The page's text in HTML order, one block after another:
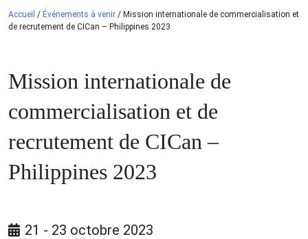
Accueil / Événements à venir / Mission internationale de commercialisation et
de recrutement de CICan – Philippines 2023
Mission internationale de
commercialisation et de
recrutement de CICan –
Philippines 2023
21 - 23 octobre 2023